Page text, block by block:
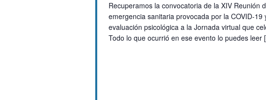
a
l
a
f
Recuperamos la convocatoria de la XIV Reunión
emergencia sanitaria provocada por la COVID-
evaluación psicológica a la Jornada virtual que
Todo lo que ocurrió en ese evento lo puedes